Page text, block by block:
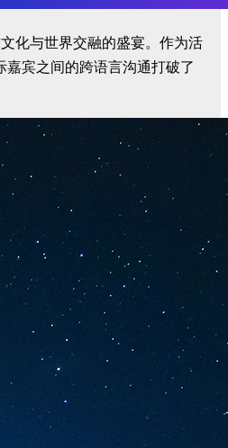
化与世界交融的盛宴。作为活
嘉宾之间的跨语言沟通打破了